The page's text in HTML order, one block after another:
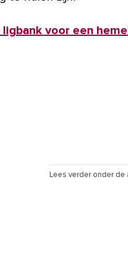
ligbank voor een
Lees verder onder de